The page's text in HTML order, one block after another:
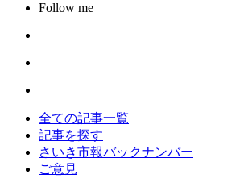
Follow me
全ての記事一覧
記事を探す
さいき市報バックナンバー
ご意見